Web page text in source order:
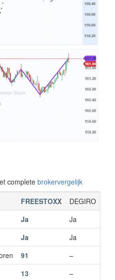
complete brokervergelijk
FREESTOXX
DEGIRO
Ja Ja
Ja Ja
91 –
13 –